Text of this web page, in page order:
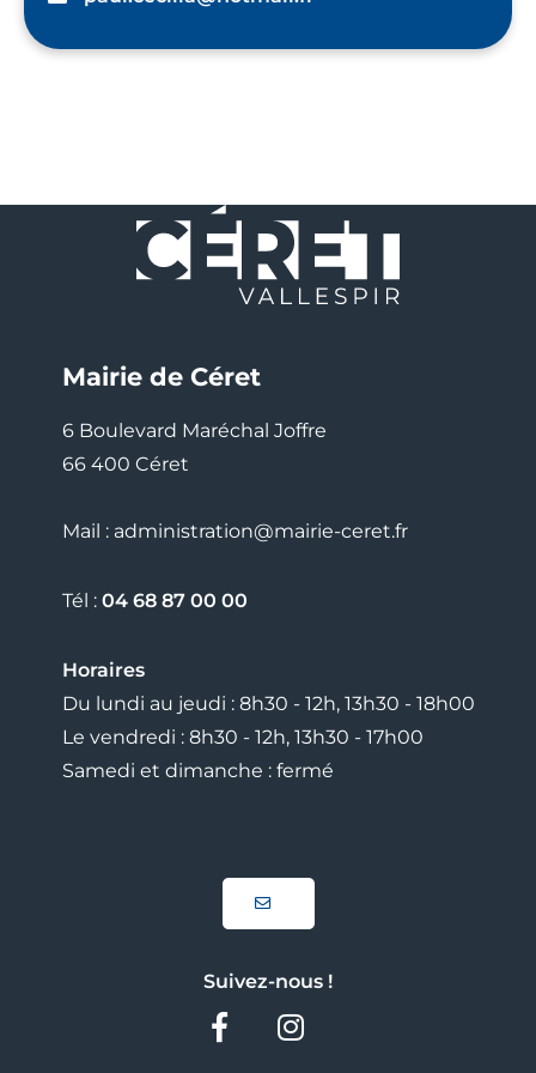
Mairie de Céret
6 Boulevard Maréchal Joffre
66 400 Céret
Mail : administration@mairie-ceret.fr
Tél : 04 68 87 00 00
Horaires
Du lundi au jeudi : 8h30 - 12h, 13h30 - 18h00
Le vendredi : 8h30 - 12h, 13h30 - 17h00
Samedi et dimanche : fermé
Suivez-nous !
Facebook